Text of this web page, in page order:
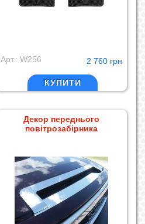
Арт.: W256 2 760 грн
КУПИТИ
Декор переднього
повітрозабірника